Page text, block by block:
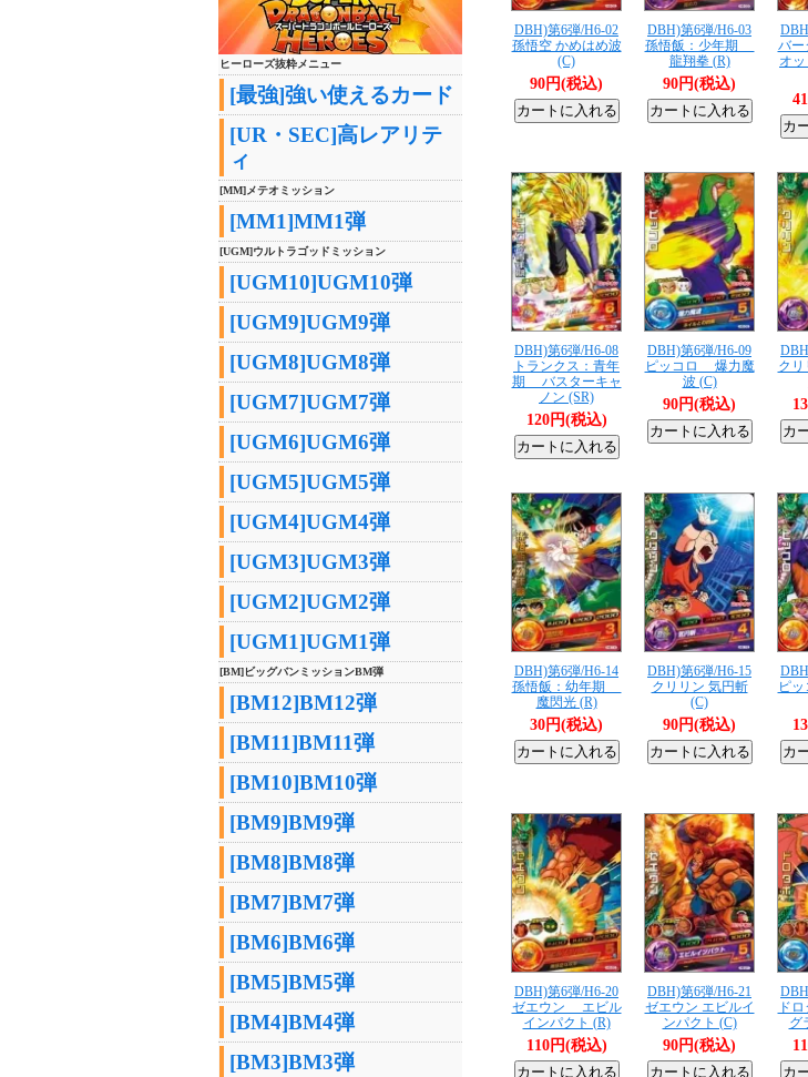
ヒーローズ抜粋メニュー
[最強]強い使えるカード
[UR・SEC]高レアリテ
ィ
[MM]メテオミッション
[MM1]MM1弾
[UGM]ウルトラゴッドミッション
[UGM10]UGM10弾
[UGM9]UGM9弾
[UGM8]UGM8弾
[UGM7]UGM7弾
[UGM6]UGM6弾
[UGM5]UGM5弾
[UGM4]UGM4弾
[UGM3]UGM3弾
[UGM2]UGM2弾
[UGM1]UGM1弾
[BM]ビッグバンミッションBM弾
[BM12]BM12弾
[BM11]BM11弾
[BM10]BM10弾
[BM9]BM9弾
[BM8]BM8弾
[BM7]BM7弾
[BM6]BM6弾
[BM5]BM5弾
[BM4]BM4弾
[BM3]BM3弾
DBH)第6弾/H6-02
孫悟空 かめはめ波
(C)
90円(税込)
DBH)第6弾/H6-03
孫悟飯：少年期
龍翔拳 (R)
90円(税込)
バ
オ
DBH)第6弾/H6-08
トランクス：青年
期 バスターキャ
ノン (SR)
120円(税込)
DBH)第6弾/H6-09
ピッコロ 爆力魔
波 (C)
90円(税込)
ク
DBH)第6弾/H6-14
孫悟飯：幼年期
魔閃光 (R)
30円(税込)
DBH)第6弾/H6-15
クリリン 気円斬
(C)
90円(税込)
ピ
DBH)第6弾/H6-20
ゼエウン エビル
インパクト (R)
110円(税込)
DBH)第6弾/H6-21
ゼエウン エビルイ
ンパクト (C)
90円(税込)
ド
グ